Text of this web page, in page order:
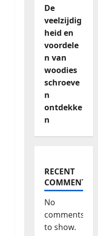
De
veelzijdig
heid en
voordele
n van
woodies
schroeve
n
ontdekke
n
RECENT
COMMENTS
No
comments
to show.